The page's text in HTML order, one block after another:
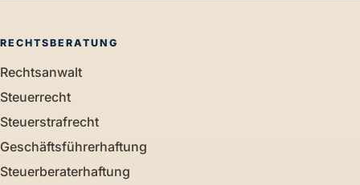
RECHTSBERATUNG
Rechtsanwalt
Steuerrecht
Steuerstrafrecht
Geschäftsführerhaftung
Steuerberaterhaftung